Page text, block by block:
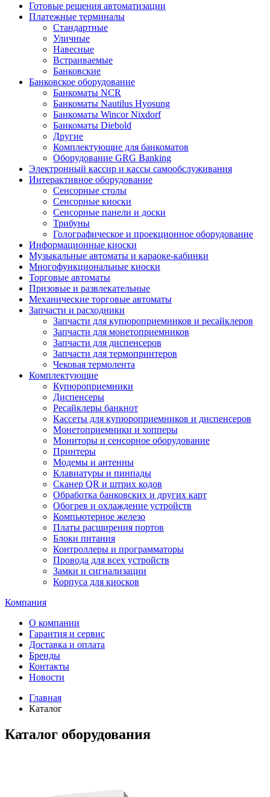
Готовые решения автоматизации
Платежные терминалы
Стандартные
Уличные
Навесные
Встраиваемые
Банковские
Банковское оборудование
Банкоматы NCR
Банкоматы Nautilus Hyosung
Банкоматы Wincor Nixdorf
Банкоматы Diebold
Другие
Комплектующие для банкоматов
Оборудование GRG Banking
Электронный кассир и кассы самообслуживания
Интерактивное оборудование
Сенсорные столы
Сенсорные киоски
Сенсорные панели и доски
Трибуны
Голографическое и проекционное оборудование
Информационные киоски
Музыкальные автоматы и караоке-кабинки
Многофункциональные киоски
Торговые автоматы
Призовые и развлекательные
Механические торговые автоматы
Запчасти и расходники
Запчасти для купюроприемников и ресайклеров
Запчасти для монетоприемников
Запчасти для диспенсеров
Запчасти для термопринтеров
Чековая термолента
Комплектующие
Купюроприемники
Диспенсеры
Ресайклеры банкнот
Кассеты для купюроприемников и диспенсеров
Монетоприемники и хопперы
Мониторы и сенсорное оборудование
Принтеры
Модемы и антенны
Клавиатуры и пинпады
Сканер QR и штрих кодов
Обработка банковских и других карт
Обогрев и охлаждение устройств
Компьютерное железо
Платы расширения портов
Блоки питания
Контроллеры и программаторы
Провода для всех устройств
Замки и сигнализации
Корпуса для киосков
Компания
О компании
Гарантия и сервис
Доставка и оплата
Бренды
Контакты
Новости
Главная
Каталог
Каталог оборудования